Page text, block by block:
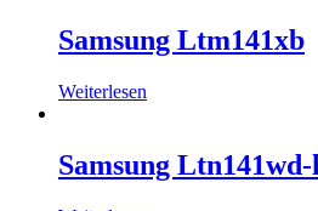
Samsung Ltm141xb
Weiterlesen
Samsung